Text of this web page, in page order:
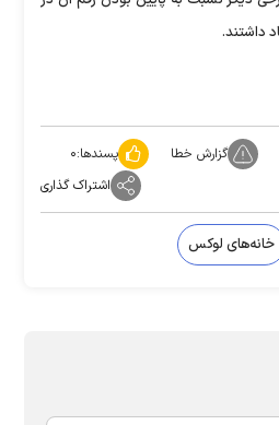
داشتند.
گزارش خطا پسندها:۰
اشتراک گذاری
خانه‌های لوکس